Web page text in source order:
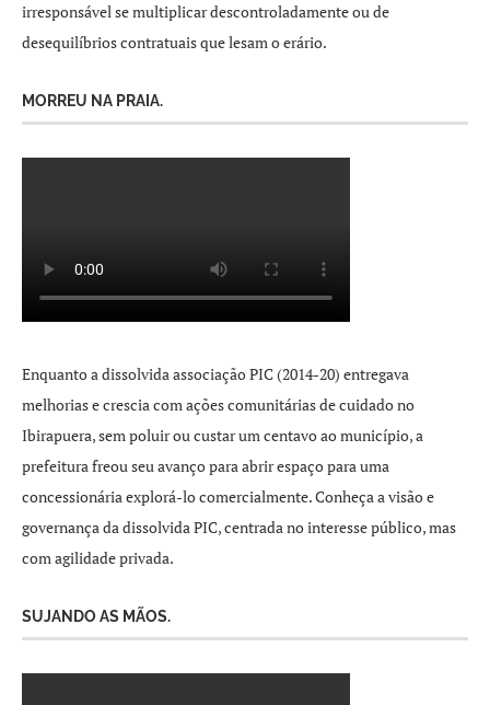
irresponsável se multiplicar descontroladamente ou de
desequilíbrios contratuais que lesam o erário.
MORREU NA PRAIA.
Enquanto a dissolvida associação PIC (2014-20) entregava
melhorias e crescia com ações comunitárias de cuidado no
Ibirapuera, sem poluir ou custar um centavo ao município, a
prefeitura freou seu avanço para abrir espaço para uma
concessionária explorá-lo comercialmente. Conheça a visão e
governança da dissolvida PIC, centrada no interesse público, mas
com agilidade privada.
SUJANDO AS MÃOS.